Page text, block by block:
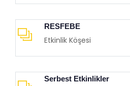
RESFEBE
Etkinlik Köşesi
Serbest Etkinlikler